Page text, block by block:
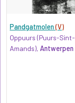
Pandgatmolen(V)
Oppuurs (Puurs-Sint-
Amands), Antwerpen